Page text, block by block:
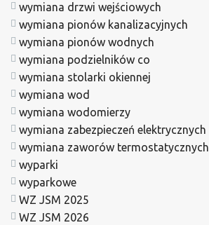
wymiana drzwi wejściowych
wymiana pionów kanalizacyjnych
wymiana pionów wodnych
wymiana podzielników co
wymiana stolarki okiennej
wymiana wod
wymiana wodomierzy
wymiana zabezpieczeń elektrycznych
wymiana zaworów termostatycznych
wyparki
wyparkowe
WZ JSM 2025
WZ JSM 2026